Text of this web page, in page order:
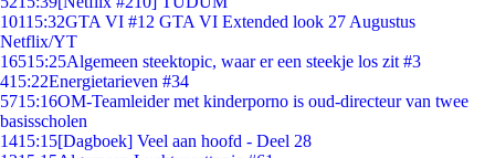
10115:32GTA VI #12 GTA VI Extended look 27 Augustus
Netflix/YT
16515:25Algemeen steektopic, waar er een steekje los zit #3
415:22Energietarieven #34
5715:16OM-Teamleider met kinderporno is oud-directeur van twee
basisscholen
1415:15[Dagboek] Veel aan hoofd - Deel 28